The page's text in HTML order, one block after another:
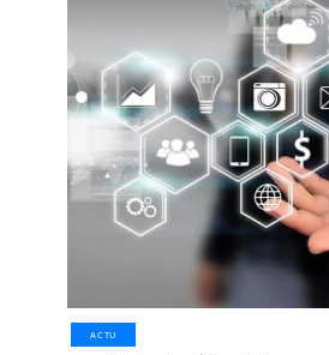
ACTU